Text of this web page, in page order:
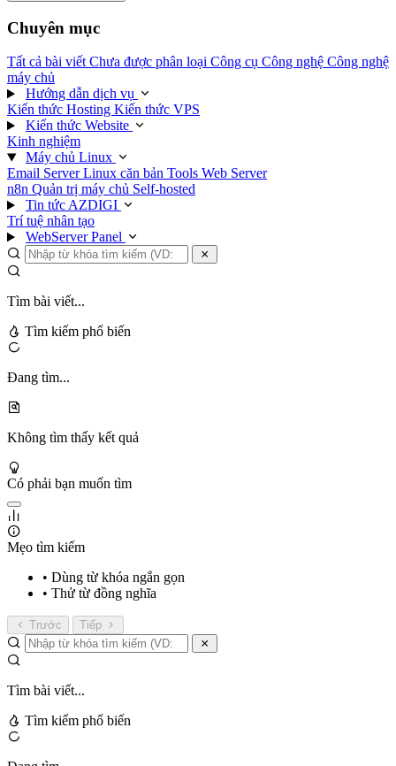
Chuyên mục
Tất cả bài viết Chưa được phân loại Công cụ Công nghệ Công nghệ
máy chủ
Hướng dẫn dịch vụ
Kiến thức Hosting Kiến thức VPS
Kiến thức Website
Kinh nghiệm
Máy chủ Linux
Email ServerLinux căn bản Tools Web Server
n8n Quản trị máy chủ Self-hosted
Tin tức AZDIGI
Trí tuệ nhân tạo
WebServer Panel
Tìm bài viết...
Tìm kiếm phổ biến
Đang tìm...
Không tìm thấy kết quả
Có phải bạn muốn tìm
Mẹo tìm kiếm
• Dùng từ khóa ngắn gọn
• Thử từ đồng nghĩa
Trước Tiếp
Tìm bài viết...
Tìm kiếm phổ biến